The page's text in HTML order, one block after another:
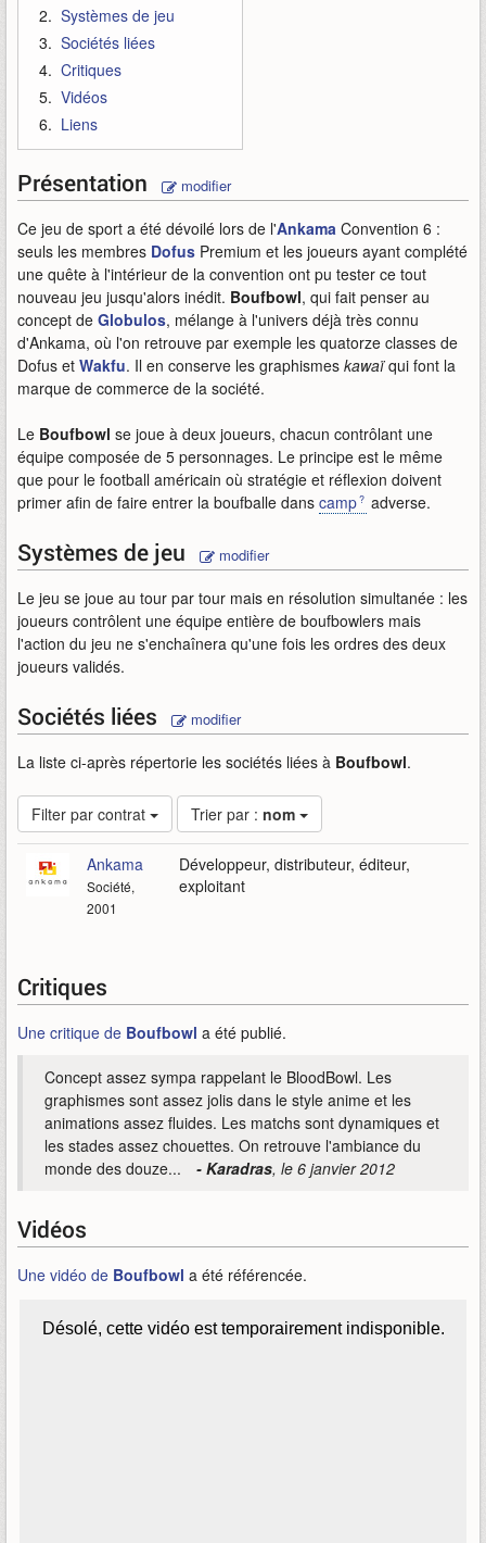
Systèmes de jeu
Sociétés liées
Critiques
Vidéos
Liens
Présentation modifier
Ce jeu de sport a été dévoilé lors de l'Ankama Convention 6 :
seuls les membres Dofus Premium et les joueurs ayant complété
une quête à l'intérieur de la convention ont pu tester ce tout
nouveau jeu jusqu'alors inédit. Boufbowl, qui fait penser au
concept de Globulos, mélange à l'univers déjà très connu
d'Ankama, où l'on retrouve par exemple les quatorze classes de
Dofus et Wakfu. Il en conserve les graphismes kawaïqui font la
marque de commerce de la société.
Le Boufbowl se joue à deux joueurs, chacun contrôlant une
équipe composée de 5 personnages. Le principe est le même
que pour le football américain où stratégie et réflexion doivent
primer afin de faire entrer la boufballe dans camp adverse.
Systèmes de jeu modifier
Le jeu se joue au tour par tour mais en résolution simultanée : les
joueurs contrôlent une équipe entière de boufbowlers mais
l'action du jeu ne s'enchaînera qu'une fois les ordres des deux
joueurs validés.
Sociétés liées modifier
La liste ci-après répertorie les sociétés liées à Boufbowl.
Filter par contrat Trier par : nom
Ankama
Société,
2001
Développeur, distributeur, éditeur,
exploitant
Critiques
Une critique de Boufbowl a été publié.
Concept assez sympa rappelant le BloodBowl. Les
graphismes sont assez jolis dans le style anime et les
animations assez fluides. Les matchs sont dynamiques et
les stades assez chouettes. On retrouve l'ambiance du
monde des douze...
- Karadras, le 6 janvier 2012
Vidéos
Une vidéo de Boufbowl a été référencée.